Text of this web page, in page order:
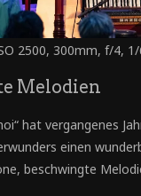
2500, 300mm, f/4, 1/
Melodien
hat vergangenes
einen
beschwingte